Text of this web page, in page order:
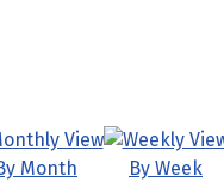
Month By Week